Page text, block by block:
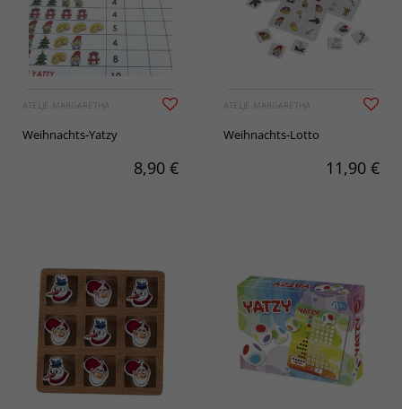
ATELJÉ MARGARETHA
Weihnachts-Yatzy
8,90 €
ATELJÉ MARGARETHA
Weihnachts-Lotto
11,90 €